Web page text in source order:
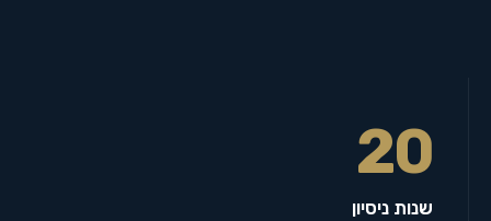
20
שנות ניסיון